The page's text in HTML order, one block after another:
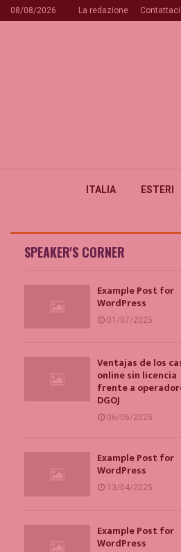
08/08/2026 La redazione Contattaci
ITALIA ESTERI
SPEAKER'S CORNER
Example Post for
WordPress
01/07/2025
Ventajas de los
online sin licencia
frente a
DGOJ
06/06/2025
Example Post for
WordPress
13/04/2025
Example Post for
WordPress